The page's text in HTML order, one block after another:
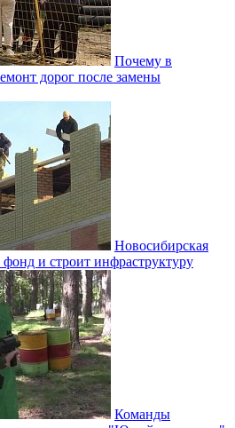
Почему в
дорог после замены
Новосибирская
и строит инфраструктуру
Команды